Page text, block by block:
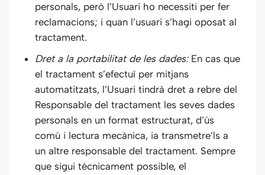
personals, però l’Usuari ho necessiti per fer
reclamacions; i quan l’usuari s’hagi oposat al
tractament.
Dret a la portabilitat de les dades:En cas que
el tractament s’efectuï per mitjans
automatitzats, l’Usuari tindrà dret a rebre del
Responsable del tractament les seves dades
personals en un format estructurat, d’ús
comú i lectura mecànica, ia transmetre’ls a
un altre responsable del tractament. Sempre
que sigui tècnicament possible, el